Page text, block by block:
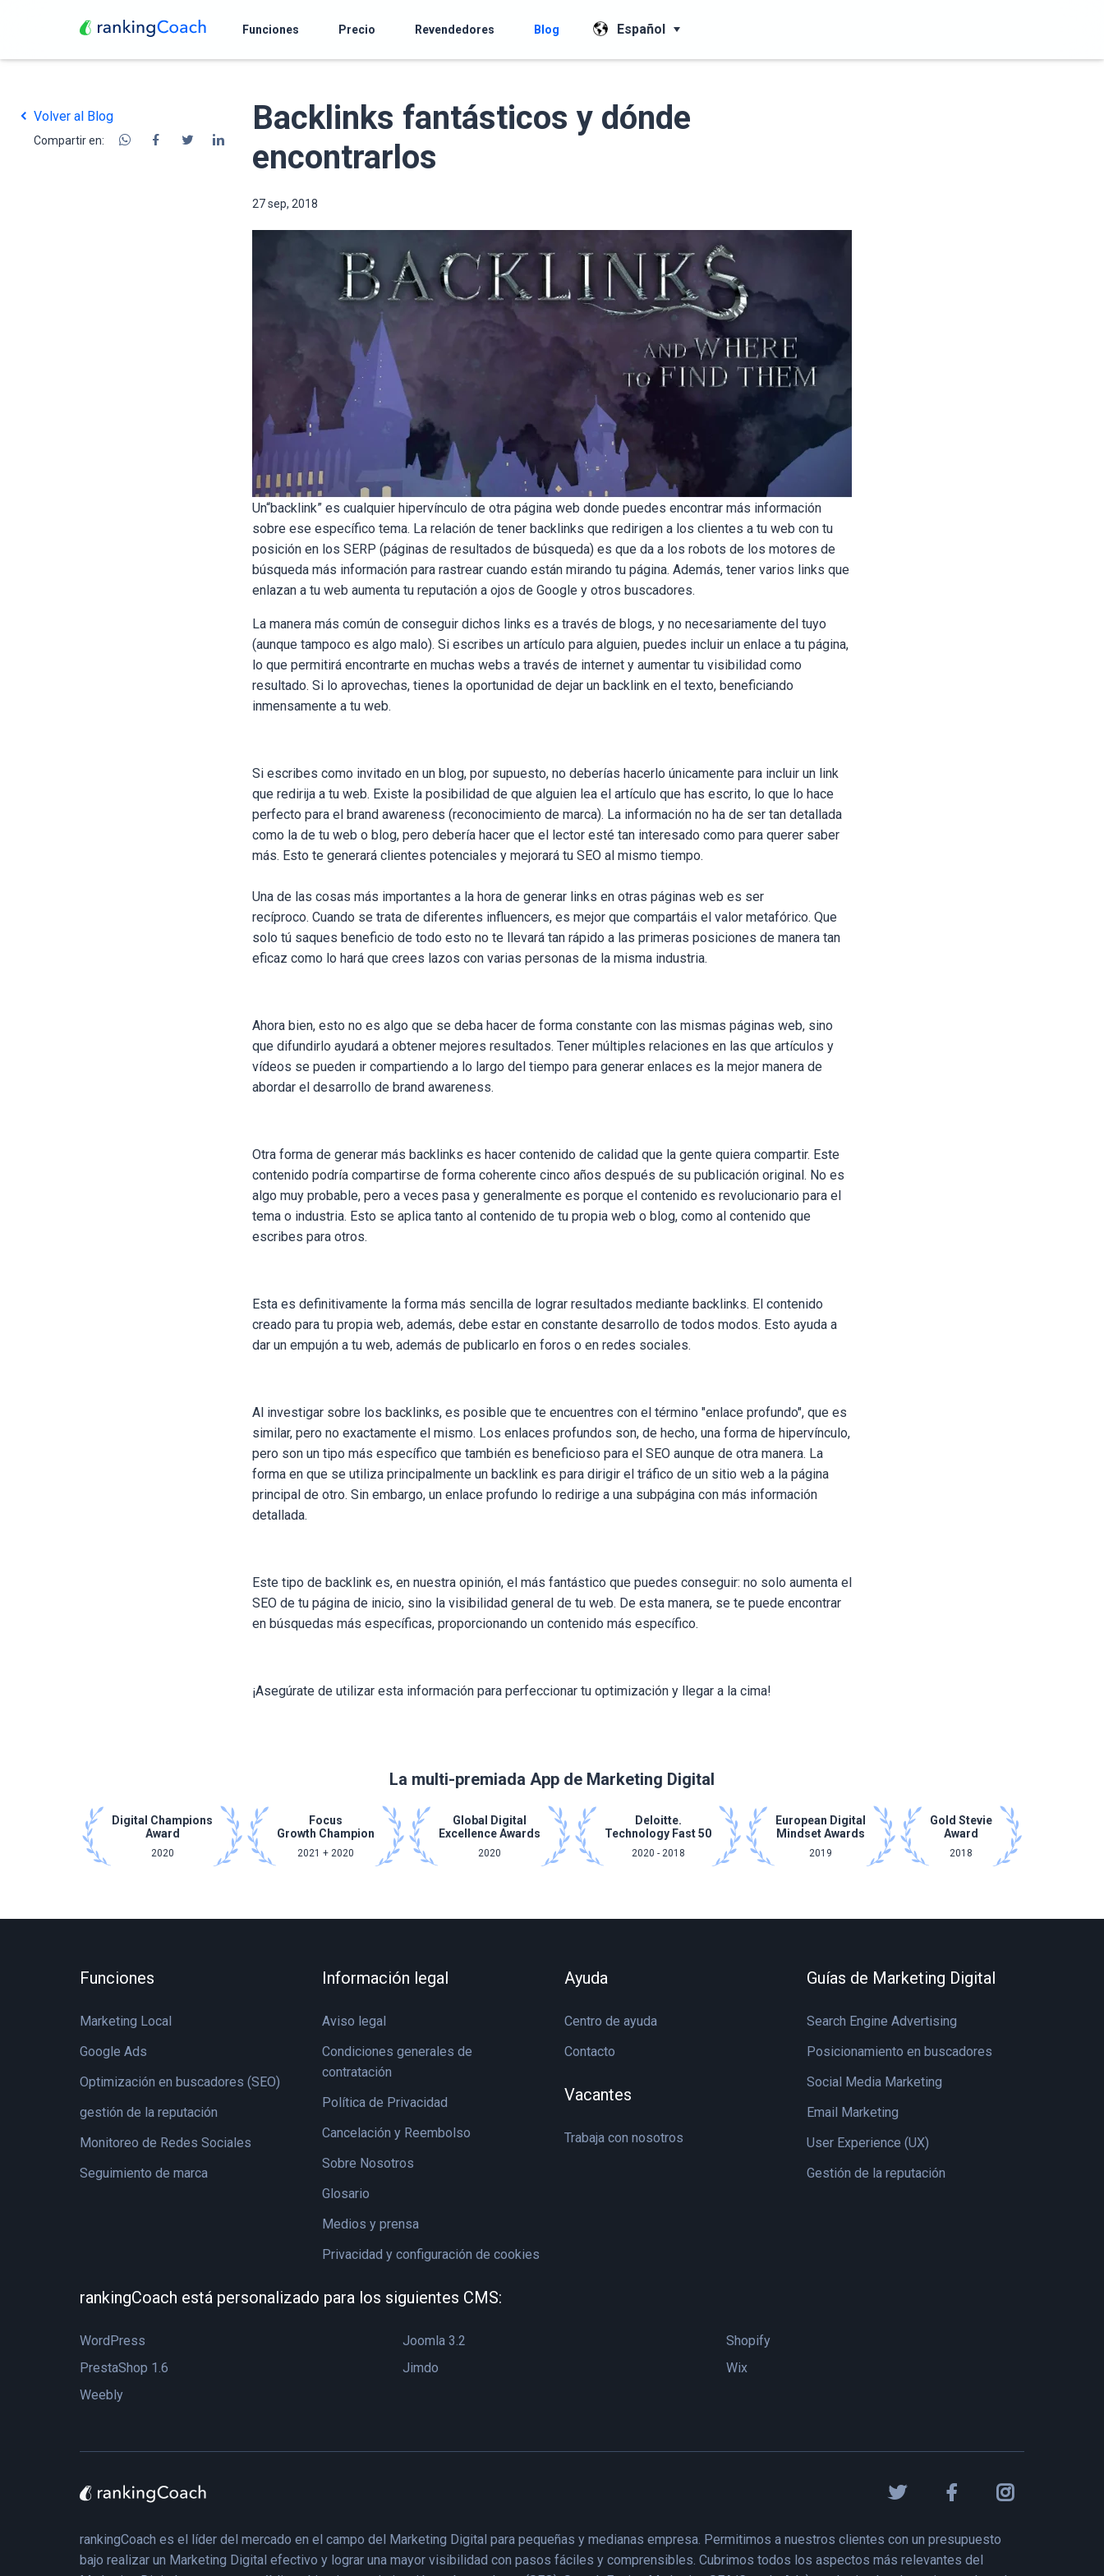
Funciones Precio Revendedores Blog Español
Volver al Blog
Compartir en:
Backlinks fantásticos y dónde
encontrarlos
27 sep, 2018
Un“backlink” es cualquier hipervínculo de otra página web donde puedes encontrar más información
sobre ese específico tema. La relación de tener backlinks que redirigen a los clientes a tu web con tu
posición en los SERP (páginas de resultados de búsqueda) es que da a los robots de los motores de
búsqueda más información para rastrear cuando están mirando tu página. Además, tener varios links que
enlazan a tu web aumenta tu reputación a ojos de Google y otros buscadores.
La manera más común de conseguir dichos links es a través de blogs, y no necesariamente del tuyo
(aunque tampoco es algo malo). Si escribes un artículo para alguien, puedes incluir un enlace a tu página,
lo que permitirá encontrarte en muchas webs a través de internet y aumentar tu visibilidad como
resultado. Si lo aprovechas, tienes la oportunidad de dejar un backlink en el texto, beneficiando
inmensamente a tu web.
Si escribes como invitado en un blog, por supuesto, no deberías hacerlo únicamente para incluir un link
que redirija a tu web. Existe la posibilidad de que alguien lea el artículo que has escrito, lo que lo hace
perfecto para el brand awareness (reconocimiento de marca). La información no ha de ser tan detallada
como la de tu web o blog, pero debería hacer que el lector esté tan interesado como para querer saber
más. Esto te generará clientes potenciales y mejorará tu SEO al mismo tiempo.
Una de las cosas más importantes a la hora de generar links en otras páginas web es ser
recíproco. Cuando se trata de diferentes influencers, es mejor que compartáis el valor metafórico. Que
solo tú saques beneficio de todo esto no te llevará tan rápido a las primeras posiciones de manera tan
eficaz como lo hará que crees lazos con varias personas de la misma industria.
Ahora bien, esto no es algo que se deba hacer de forma constante con las mismas páginas web, sino
que difundirlo ayudará a obtener mejores resultados. Tener múltiples relaciones en las que artículos y
vídeos se pueden ir compartiendo a lo largo del tiempo para generar enlaces es la mejor manera de
abordar el desarrollo de brand awareness.
Otra forma de generar más backlinks es hacer contenido de calidad que la gente quiera compartir. Este
contenido podría compartirse de forma coherente cinco años después de su publicación original. No es
algo muy probable, pero a veces pasa y generalmente es porque el contenido es revolucionario para el
tema o industria. Esto se aplica tanto al contenido de tu propia web o blog, como al contenido que
escribes para otros.
Esta es definitivamente la forma más sencilla de lograr resultados mediante backlinks. El contenido
creado para tu propia web, además, debe estar en constante desarrollo de todos modos. Esto ayuda a
dar un empujón a tu web, además de publicarlo en foros o en redes sociales.
Al investigar sobre los backlinks, es posible que te encuentres con el término "enlace profundo", que es
similar, pero no exactamente el mismo. Los enlaces profundos son, de hecho, una forma de hipervínculo,
pero son un tipo más específico que también es beneficioso para el SEO aunque de otra manera. La
forma en que se utiliza principalmente un backlink es para dirigir el tráfico de un sitio web a la página
principal de otro. Sin embargo, un enlace profundo lo redirige a una subpágina con más información
detallada.
Este tipo de backlink es, en nuestra opinión, el más fantástico que puedes conseguir: no solo aumenta el
SEO de tu página de inicio, sino la visibilidad general de tu web. De esta manera, se te puede encontrar
en búsquedas más específicas, proporcionando un contenido más específico.
¡Asegúrate de utilizar esta información para perfeccionar tu optimización y llegar a la cima!
La multi-premiada App de Marketing Digital
Digital Champions
Award
2020
Focus
Growth Champion
2021 + 2020
Global Digital
Excellence Awards
2020
Deloitte.
Technology Fast 50
2020 - 2018
European Digital
Mindset Awards
2019
Gold Stevie
Award
2018
Funciones
Marketing Local
Google Ads
Optimización en buscadores (SEO)
gestión de la reputación
Monitoreo de Redes Sociales
Seguimiento de marca
Información legal
Aviso legal
Condiciones generales de
contratación
Política de Privacidad
Cancelación y Reembolso
Sobre Nosotros
Glosario
Medios y prensa
Privacidad y configuración de cookies
Ayuda
Centro de ayuda
Contacto
Vacantes
Trabaja con nosotros
Guías de Marketing Digital
Search Engine Advertising
Posicionamiento en buscadores
Social Media Marketing
Email Marketing
User Experience (UX)
Gestión de la reputación
rankingCoach está personalizado para los siguientes CMS:
WordPress Joomla 3.2
Shopify
PrestaShop 1.6
Jimdo
Wix
Weebly
rankingCoach es el líder del mercado en el campo del Marketing Digital para pequeñas y medianas empresa. Permitimos a nuestros clientes con un presupuesto
bajo realizar un Marketing Digital efectivo y lograr una mayor visibilidad con pasos fáciles y comprensibles. Cubrimos todos los aspectos más relevantes del